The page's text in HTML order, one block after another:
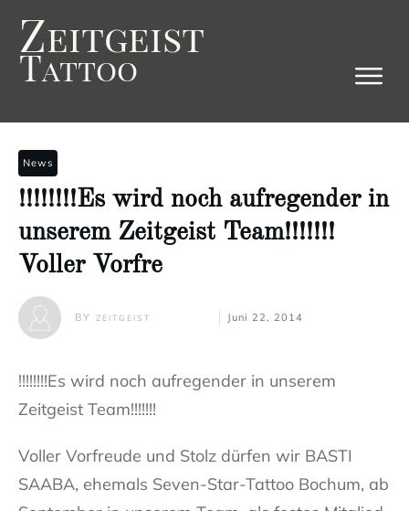
Zeitgeist
Tattoo
News
!!!!!!!!Es wird noch aufregender in
unserem Zeitgeist Team!!!!!!!
Voller Vorfre
BYZEITGEIST Juni 22, 2014
!!!!!!!!Es wird noch aufregender in unserem
Zeitgeist Team!!!!!!!
Voller Vorfreude und Stolz dürfen wir BASTI
SAABA, ehemals Seven-Star-Tattoo Bochum, ab